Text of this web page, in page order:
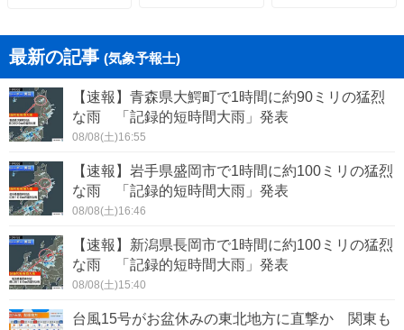
最新の記事 (気象予報士)
【速報】青森県大鰐町で1時間に約90ミリの猛烈
な雨 「記録的短時間大雨」発表
08/08(土)16:55
【速報】岩手県盛岡市で1時間に約100ミリの猛烈
な雨 「記録的短時間大雨」発表
08/08(土)16:46
【速報】新潟県長岡市で1時間に約100ミリの猛烈
な雨 「記録的短時間大雨」発表
08/08(土)15:40
台風15号がお盆休みの東北地方に直撃か 関東も